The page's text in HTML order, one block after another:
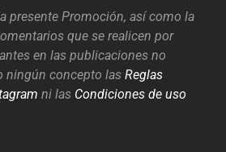
presente Promoción, así como la
que se realicen por
en las publicaciones no
ningún concepto las Reglas
ni las Condiciones de uso